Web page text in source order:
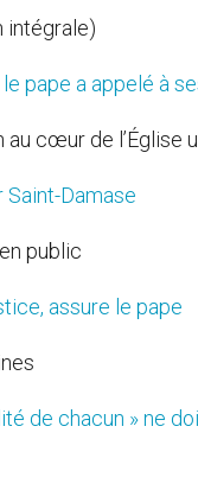
intégrale)
pape a appelé à
au cœur de l’Église
Saint-Damase
public
assure le pape
de chacun » ne